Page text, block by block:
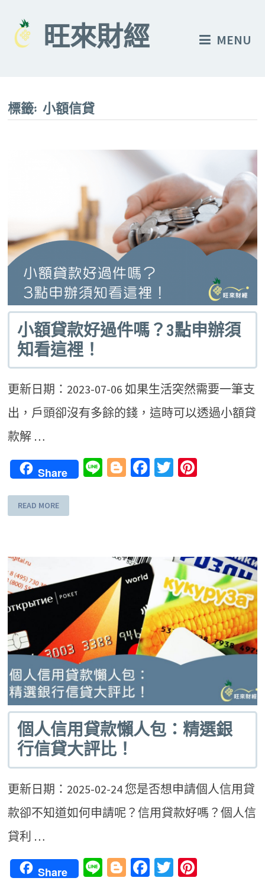
content
旺來財經 MENU
標籤:小額信貸
小額貸款好過件嗎？3點申辦須
知看這裡！
更新日期：2023-07-06 如果生活突然需要一筆支
出，戶頭卻沒有多餘的錢，這時可以透過小額貸
款解 …
Share LineBlogger
Facebook
Twitter
READ MORE
個人信用貸款懶人包：精選銀
行信貸大評比！
更新日期：2025-02-24 您是否想申請個人信用貸
款卻不知道如何申請呢？信用貸款好嗎？個人信
貸利 …
Share LineBlogger
Facebook
Twitter